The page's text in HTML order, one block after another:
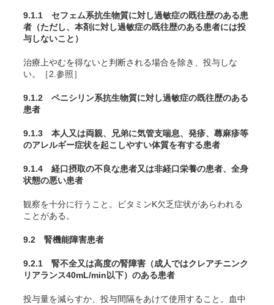
9.1.1 セフェム系抗生物質に対し過敏症の既往歴のある患
者（ただし、本剤に対し過敏症の既往歴のある患者には投
与しないこと）
治療上やむを得ないと判断される場合を除き、投与しな
い。［2.参照］
9.1.2 ペニシリン系抗生物質に対し過敏症の既往歴のある
患者
9.1.3 本人又は両親、兄弟に気管支喘息、発疹、蕁麻疹等
のアレルギー症状を起こしやすい体質を有する患者
9.1.4 経口摂取の不良な患者又は非経口栄養の患者、全身
状態の悪い患者
観察を十分に行うこと。ビタミンK欠乏症状があらわれる
ことがある。
9.2 腎機能障害患者
9.2.1 腎不全又は高度の腎障害（成人ではクレアチニンク
リアランス40mL/min以下）のある患者
投与量を減らすか、投与間隔をあけて使用すること。血中